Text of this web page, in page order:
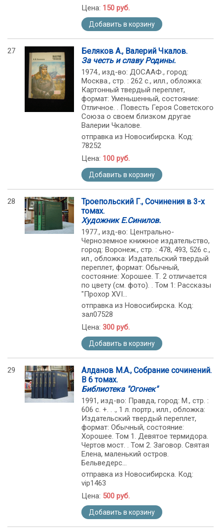
Цена: 150 руб.
Добавить в корзину
27
Беляков А., Валерий Чкалов.
За честь и славу Родины.
1974., изд-во: ДОСААФ., город:
Москва., стр. : 262 с., илл., обложка:
Картонный твердый переплет,
формат: Уменьшенный, состояние:
Отличное. . Повесть Героя Советского
Союза о своем близком другае
Валерии Чкалове.
отправка из Новосибирска. Код:
78252
Цена: 100 руб.
Добавить в корзину
28
Троепольский Г., Сочинения в 3-х
томах.
Художник Е.Синилов.
1977., изд-во: Центрально-
Черноземное книжное издательство,
город: Воронеж., стр. : 478, 493, 526 с.,
ил., обложка: Издательский твердый
переплет, формат: Обычный,
состояние: Хорошее. Т. 2 отличается
по цвету (см. фото). . Том 1: Рассказы
"Прохор ХVI...
отправка из Новосибирска. Код:
зал07528
Цена: 300 руб.
Добавить в корзину
29
Алданов М.А., Собрание сочинений.
В 6 томах.
Библиотека "Огонек"
1991, изд-во: Правда, город: М., стр. :
606 с. +. . ., 1 л. портр., илл., обложка:
Издательский твердый переплет,
формат: Обычный, состояние:
Хорошее. Том 1. Девятое термидора.
Чертов мост. . Том 2. Заговор. Святая
Елена, маленький остров.
Бельведерс...
отправка из Новосибирска. Код:
vip1463
Цена: 500 руб.
Добавить в корзину